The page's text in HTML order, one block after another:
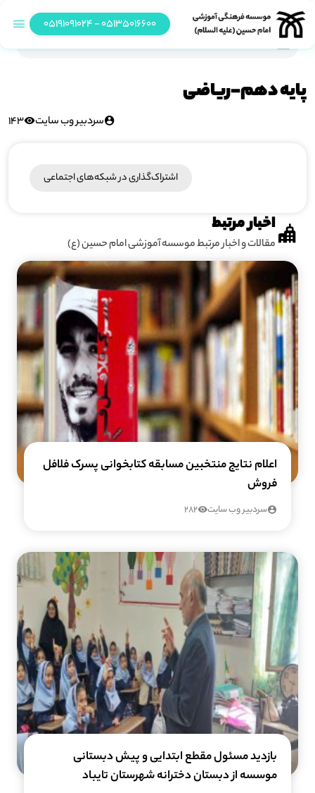
05135016600 - 05191091024
پایه دهم-ریاضی
سردبیر وب سایت 143
اشتراک‌گذاری در شبکه‎‌های اجتماعی
اخبار مرتبط
مقالات و اخبار مرتبط موسسه آموزشی امام حسین (ع)
اعلام نتایج منتخبین مسابقه کتابخوانی پسرک فلافل
فروش
سردبیر وب سایت 282
بازدید مسئول مقطع ابتدایی و پیش دبستانی
موسسه از دبستان دخترانه شهرستان تایباد